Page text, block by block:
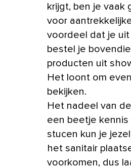
krijgt, ben je vaak
voor
voordeel dat je
bestel je
producten uit
Het loont om
bekijken.
Het nadeel van
een beetje
stucen kun je
het sanitair
voorkomen, dus